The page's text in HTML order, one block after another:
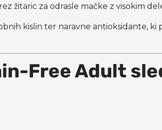
žitaric za odrasle mačke z visokim
kislin ter naravne antioksidante,
Free Adult